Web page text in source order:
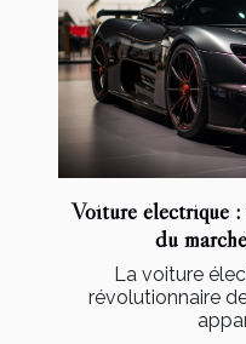
Voiture électrique :
du
La voiture
révolutionnaire